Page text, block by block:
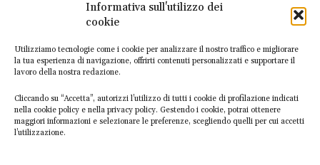
Informativa sull'utilizzo dei
cookie
Utilizziamo tecnologie come i cookie per analizzare il nostro traffico e migliorare
la tua esperienza di navigazione, offrirti contenuti personalizzati e supportare il
lavoro della nostra redazione.
Cliccando su “Accetta”, autorizzi l’utilizzo di tutti i cookie di profilazione indicati
nella cookie policy e nella privacy policy. Gestendo i cookie, potrai ottenere
maggiori informazioni e selezionare le preferenze, scegliendo quelli per cui accetti
l’utilizzazione.
L’Atlante Italiano dell’Economia Circolare è la prima
piattaforma digitale dedicata alle imprese italiane circolari.